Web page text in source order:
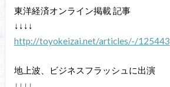
東洋経済オンライン掲載 記事
↓↓↓↓
http://toyokeizai.net/articles/-/125443
地上波、ビジネスフラッシュに出演